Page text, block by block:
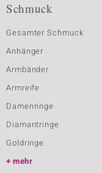
Schmuck
Gesamter Schmuck
Anhänger
Armbänder
Armreife
Damenringe
Diamantringe
Goldringe
mehr